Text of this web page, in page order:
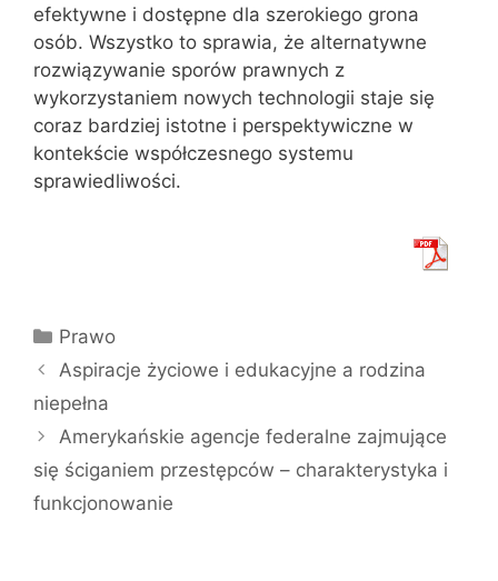
efektywne i dostępne dla szerokiego grona
osób. Wszystko to sprawia, że alternatywne
rozwiązywanie sporów prawnych z
wykorzystaniem nowych technologii staje się
coraz bardziej istotne i perspektywiczne w
kontekście współczesnego systemu
sprawiedliwości.
Kategorie
Prawo
Aspiracje życiowe i edukacyjne a rodzina
niepełna
Amerykańskie agencje federalne zajmujące
się ściganiem przestępców – charakterystyka i
funkcjonowanie